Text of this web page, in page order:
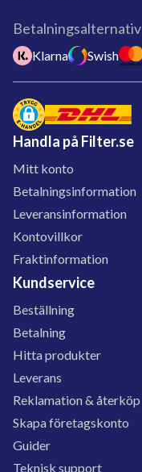
Betalningsalternativ
Klarna Swish
Handla på Filter.se
Mitt konto
Betalningsinformation
Leveransinformation
Kontovillkor
Fraktinformation
Kundservice
Beställning
Betalning
Hitta produkter
Leverans
Reklamation & återköp
Skapa företagskonto
Guider
Teknisk support